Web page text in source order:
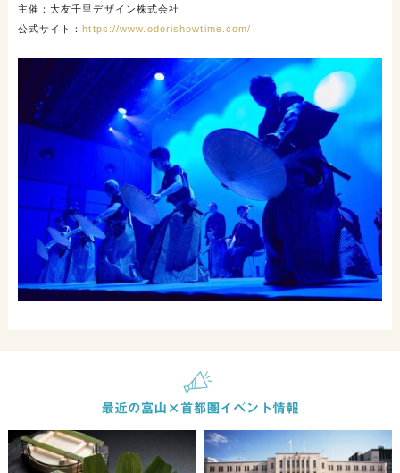
主催：大友千里デザイン株式会社
公式サイト：https://www.odorishowtime.com/